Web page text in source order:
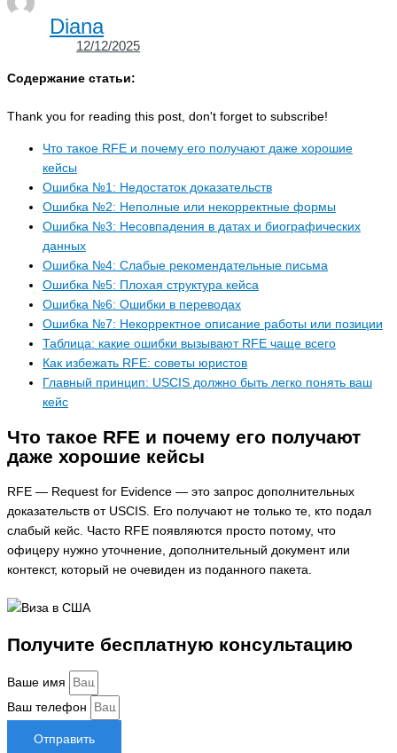
Diana
12/12/2025
Содержание статьи:
Thank you for reading this post, don't forget to subscribe!
Что такое RFE и почему его получают даже хорошие
кейсы
Ошибка №1: Недостаток доказательств
Ошибка №2: Неполные или некорректные формы
Ошибка №3: Несовпадения в датах и биографических
данных
Ошибка №4: Слабые рекомендательные письма
Ошибка №5: Плохая структура кейса
Ошибка №6: Ошибки в переводах
Ошибка №7: Некорректное описание работы или позиции
Таблица: какие ошибки вызывают RFE чаще всего
Как избежать RFE: советы юристов
Главный принцип: USCIS должно быть легко понять ваш
кейс
Что такое RFE и почему его получают
даже хорошие кейсы
RFE — Request for Evidence — это запрос дополнительных
доказательств от USCIS. Его получают не только те, кто подал
слабый кейс. Часто RFE появляются просто потому, что
офицеру нужно уточнение, дополнительный документ или
контекст, который не очевиден из поданного пакета.
Получите бесплатную консультацию
Ваше имя
Ваш телефон
Отправить